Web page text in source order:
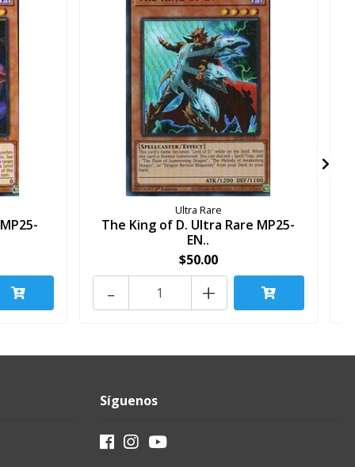
Ultra Rare
The King of D. Ultra Rare MP25-
EN..
$50.00
+
-
Síguenos